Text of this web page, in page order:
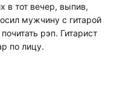
в тот вечер, выпив,
мужчину с гитарой
рэп. Гитарист
по лицу.